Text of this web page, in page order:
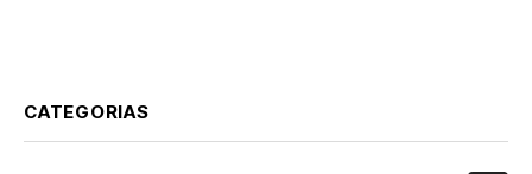
CATEGORIAS